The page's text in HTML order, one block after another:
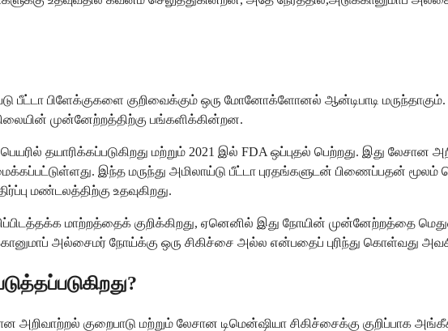
பீட்டா பிளேக்குகளை குறிவைக்கும் ஒரு மோனோக்ளோனல் ஆன்டிபாடி மருந்தாகும்.
முன்னேற்றத்திற்கு பங்களிக்கின்றன.
தயாரிக்கப்படுகிறது மற்றும் 2021 இல் FDA ஒப்புதல் பெற்றது. இது
இந்த மருந்து அமிலாய்டு பீட்டா புரதங்களுடன் பிணைப்பதன் மூலம்
மண்டலத்திற்கு உதவுகிறது.
மாற்றத்தைக் குறிக்கிறது, ஏனெனில் இது நோயின் முன்னேற்றத்தை
அல்சைமர் நோய்க்கு ஒரு சிகிச்சை அல்ல என்பதைப் புரிந்து கொள்வது
அறிவாற்றல் குறைபாடு மற்றும் லேசான டிமென்ஷியா சிகிச்சைக்கு குறிப்பாக